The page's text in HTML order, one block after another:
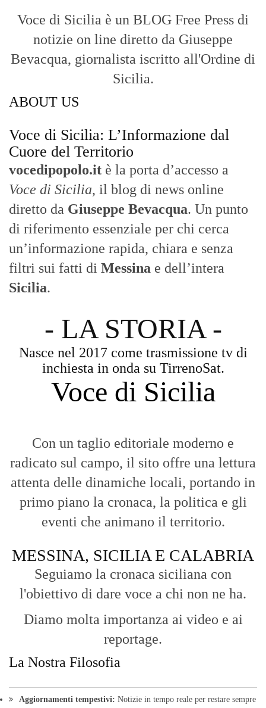
Voce di Sicilia: L’Informazione dal
Cuore del Territorio
vocedipopolo.itè la porta d’accesso a
Voce di Sicilia, il blog di news online
Giuseppe Bevacqua
di riferimento essenziale per chi cerca
filtri sui fatti diMessinae dell’intera
Sicilia.
- LA STORIA -
Nasce nel 2017 come trasmissione tv di
inchiesta in onda su TirrenoSat.
Voce di Sicilia
Con un taglio editoriale moderno e
radicato sul campo, il sito offre una lettura
attenta delle dinamiche locali, portando in
primo piano la cronaca, la politica e gli
eventi che animano il territorio.
Seguiamo la cronaca siciliana con
l'obiettivo di dare voce a chi non ne ha.
Diamo molta importanza ai video e ai
reportage.
Aggiornamenti tempestivi:Notizie in tempo reale per restare sempre
Analisi e territorio:La direzione di Giuseppe Bevacqua garantisce un
punto di vista incisivo, vicino ai cittadini e alle loro istanze.
Fruizione agile:Una piattaforma pensata per una lettura veloce e